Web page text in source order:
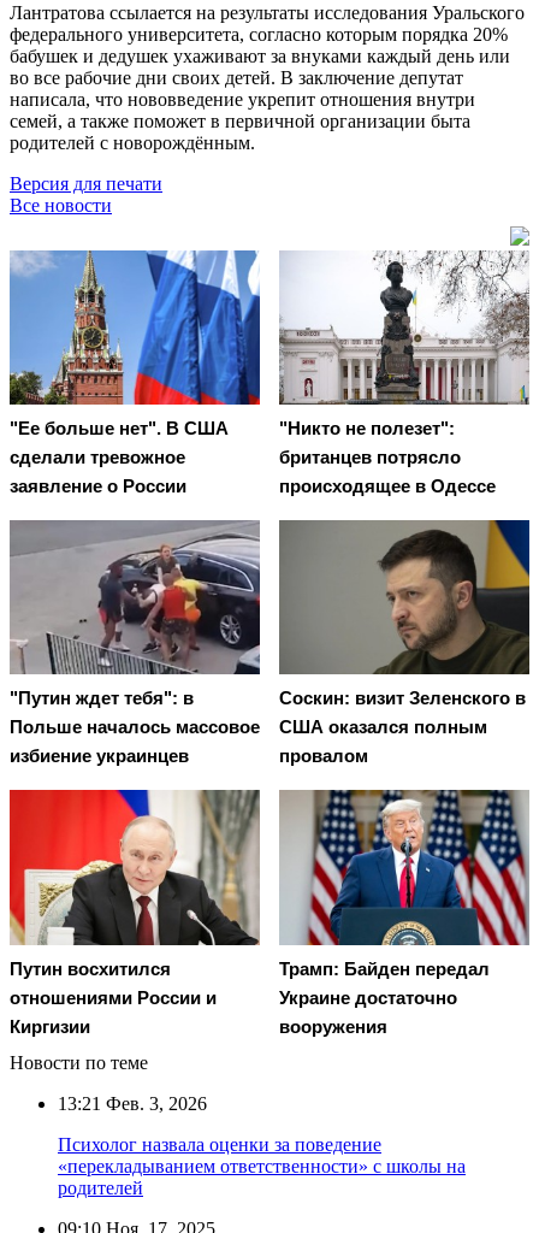
Лантратова ссылается на результаты исследования Уральского
федерального университета, согласно которым порядка 20%
бабушек и дедушек ухаживают за внуками каждый день или
во все рабочие дни своих детей. В заключение депутат
написала, что нововведение укрепит отношения внутри
семей, а также поможет в первичной организации быта
родителей с новорождённым.
Версия для печати
Все новости
"Ее больше нет". В США
сделали тревожное
заявление о России
"Никто не полезет":
британцев потрясло
происходящее в Одессе
"Путин ждет тебя": в
Польше началось массовое
избиение украинцев
Соскин: визит Зеленского в
США оказался полным
провалом
Путин восхитился
отношениями России и
Киргизии
Трамп: Байден передал
Украине достаточно
вооружения
Новости по теме
13:21 Фев. 3, 2026
Психолог назвала оценки за поведение
«перекладыванием ответственности» с школы на
родителей
09:10 Ноя. 17, 2025